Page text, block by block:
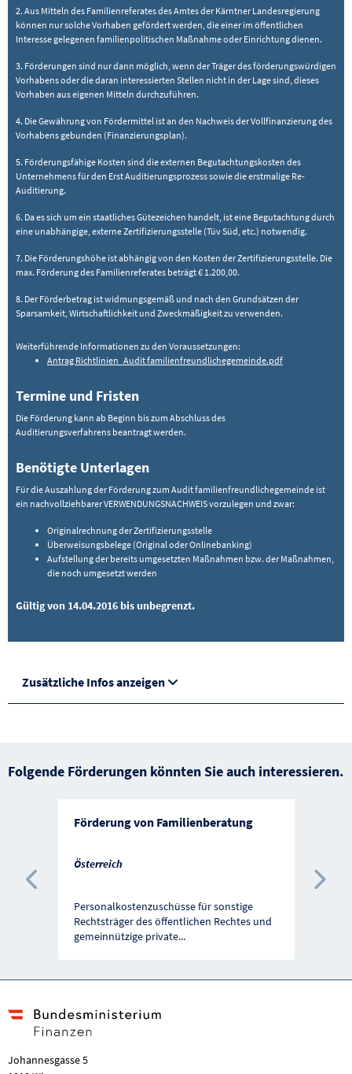
2. Aus Mitteln des Familienreferates des Amtes der Kärntner Landesregierung
können nur solche Vorhaben gefördert werden, die einer im öffentlichen
Interesse gelegenen familienpolitischen Maßnahme oder Einrichtung dienen.
3. Förderungen sind nur dann möglich, wenn der Träger des förderungswürdigen
Vorhabens oder die daran interessierten Stellen nicht in der Lage sind, dieses
Vorhaben aus eigenen Mitteln durchzuführen.
4. Die Gewährung von Fördermittel ist an den Nachweis der Vollfinanzierung des
Vorhabens gebunden (Finanzierungsplan).
5. Förderungsfähige Kosten sind die externen Begutachtungskosten des
Unternehmens für den Erst Auditierungsprozess sowie die erstmalige Re-
Auditierung.
6. Da es sich um ein staatliches Gütezeichen handelt, ist eine Begutachtung durch
eine unabhängige, externe Zertifizierungsstelle (Tüv Süd, etc.) notwendig.
7. Die Förderungshöhe ist abhängig von den Kosten der Zertifizierungsstelle. Die
max. Förderung des Familienreferates beträgt € 1.200,00.
8. Der Förderbetrag ist widmungsgemäß und nach den Grundsätzen der
Sparsamkeit, Wirtschaftlichkeit und Zweckmäßigkeit zu verwenden.
Weiterführende Informationen zu den Voraussetzungen:
Antrag Richtlinien_Audit familienfreundlichegemeinde.pdf
Termine und Fristen
Die Förderung kann ab Beginn bis zum Abschluss des
Auditierungsverfahrens beantragt werden.
Benötigte Unterlagen
Für die Auszahlung der Förderung zum Audit familienfreundlichegemeinde ist
ein nachvollziehbarer VERWENDUNGSNACHWEIS vorzulegen und zwar:
Originalrechnung der Zertifizierungsstelle
Überweisungsbelege (Original oder Onlinebanking)
Aufstellung der bereits umgesetzten Maßnahmen bzw. der Maßnahmen,
die noch umgesetzt werden
Gültig von 14.04.2016 bis unbegrenzt.
Zusätzliche Infos anzeigen
Folgende Förderungen könnten Sie auch interessieren.
Förderung von Familienberatung
Österreich
Personalkostenzuschüsse für sonstige
Rechtsträger des öffentlichen Rechtes und
gemeinnützige private...
Vorherige Förderung
Johannesgasse 5